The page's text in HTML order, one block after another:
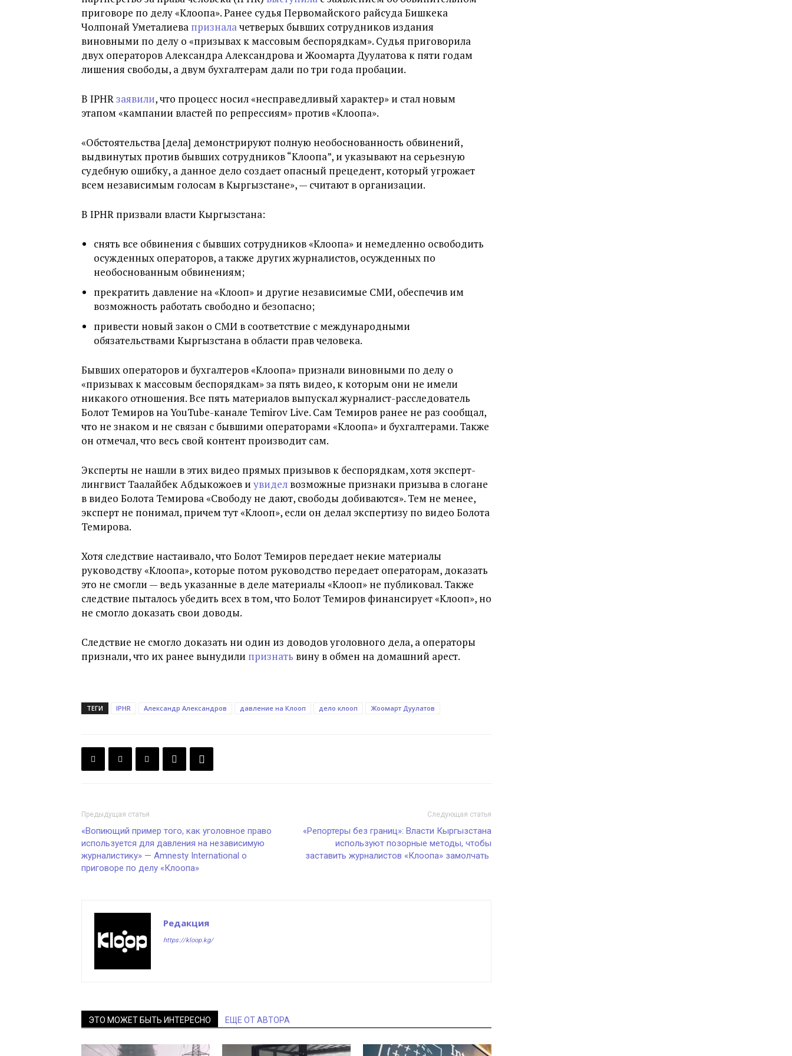
приговоре по делу «Клоопа». Ранее судья Первомайского райсуда Бишкека
Чолпонай Уметалиева призналачетверых бывших сотрудников издания
виновными по делу о «призывах к массовым беспорядкам». Судья приговорила
двух операторов Александра Александрова и Жоомарта Дуулатова к пяти годам
лишения свободы, а двум бухгалтерам дали по три года пробации.
В IPHRзаявили, что процесс носил «несправедливый характер» и стал новым
этапом «кампании властей по репрессиям» против «Клоопа».
«Обстоятельства [дела] демонстрируют полную необоснованность обвинений,
выдвинутых против бывших сотрудников “Клоопа”, и указывают на серьезную
судебную ошибку, а данное дело создает опасный прецедент, который угрожает
всем независимым голосам в Кыргызстане», — считают в организации.
В IPHR призвали власти Кыргызстана:
снять все обвинения с бывших сотрудников «Клоопа» и немедленно освободить
осужденных операторов, а также других журналистов, осужденных по
необоснованным обвинениям;
прекратить давление на «Клооп» и другие независимые СМИ, обеспечив им
возможность работать свободно и безопасно;
привести новый закон о СМИ в соответствие с международными
обязательствами Кыргызстана в области прав человека.
Бывших операторов и бухгалтеров «Клоопа» признали виновными по делу о
«призывах к массовым беспорядкам» за пять видео, к которым они не имели
никакого отношения. Все пять материалов выпускал журналист-расследователь
Болот Темиров на YouTube-канале Temirov Live. Сам Темиров ранее не раз сообщал,
что не знаком и не связан с бывшими операторами «Клоопа» и бухгалтерами. Также
он отмечал, что весь свой контент производит сам.
Эксперты не нашли в этих видео прямых призывов к беспорядкам, хотя эксперт-
лингвист Таалайбек Абдыкожоев и увидел возможные признаки призыва в слогане
в видео Болота Темирова «Свободу не дают, свободы добиваются». Тем не менее,
эксперт не понимал, причем тут «Клооп», если он делал экспертизу по видео Болота
Темирова.
Хотя следствие настаивало, что Болот Темиров передает некие материалы
руководству «Клоопа», которые потом руководство передает операторам, доказать
это не смогли — ведь указанные в деле материалы «Клооп» не публиковал. Также
следствие пыталось убедить всех в том, что Болот Темиров финансирует «Клооп», но
не смогло доказать свои доводы.
Следствие не смогло доказать ни один из доводов уголовного дела, а операторы
признали, что их ранее вынудили признать вину в обмен на домашний арест.
ТЕГИ IPHR Александр Александров давление на Клооп дело клооп Жоомарт Дуулатов
Предыдущая статья
«Вопиющий пример того, как уголовное право
используется для давления на независимую
журналистику» — Amnesty International о
приговоре по делу «Клоопа»
Следующая статья
«Репортеры без границ»: Власти Кыргызстана
используют позорные методы, чтобы
заставить журналистов «Клоопа» замолчать
Редакция
https://kloop.kg/
ЭТО МОЖЕТ БЫТЬ ИНТЕРЕСНО ЕЩЕ ОТ АВТОРА